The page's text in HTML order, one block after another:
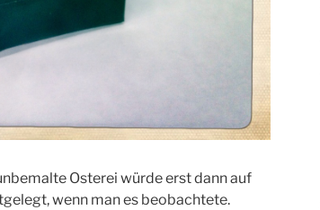
Osterei würde erst dann auf
wenn man es beobachtete.